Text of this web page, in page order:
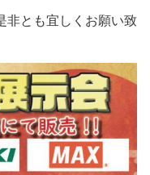
非とも宜しくお願い致